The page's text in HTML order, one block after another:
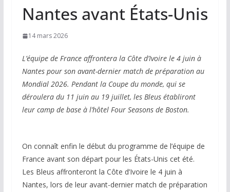
Nantes avant États-Unis
14 mars 2026
L’équipe de France affrontera la Côte d’Ivoire le 4 juin à
Nantes pour son avant-dernier match de préparation au
Mondial 2026. Pendant la Coupe du monde, qui se
déroulera du 11 juin au 19 juillet, les Bleus établiront
leur camp de base à l’hôtel Four Seasons de Boston.
On connaît enfin le début du programme de l’équipe de
France avant son départ pour les États-Unis cet été.
Les Bleus affronteront la Côte d’Ivoire le 4 juin à
Nantes, lors de leur avant-dernier match de préparation